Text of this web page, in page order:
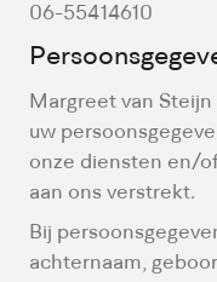
06-55414610
Margreet van
uw
onze diensten en/
aan ons verstrekt.
Bij
achternaam,